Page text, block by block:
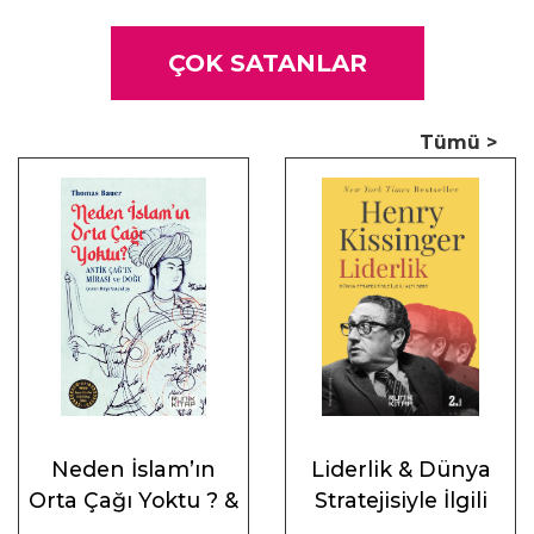
ÇOK SATANLAR
Tümü >
Neden İslam’ın
Orta Çağı Yoktu ? &
Liderlik & Dünya
Stratejisiyle İlgili